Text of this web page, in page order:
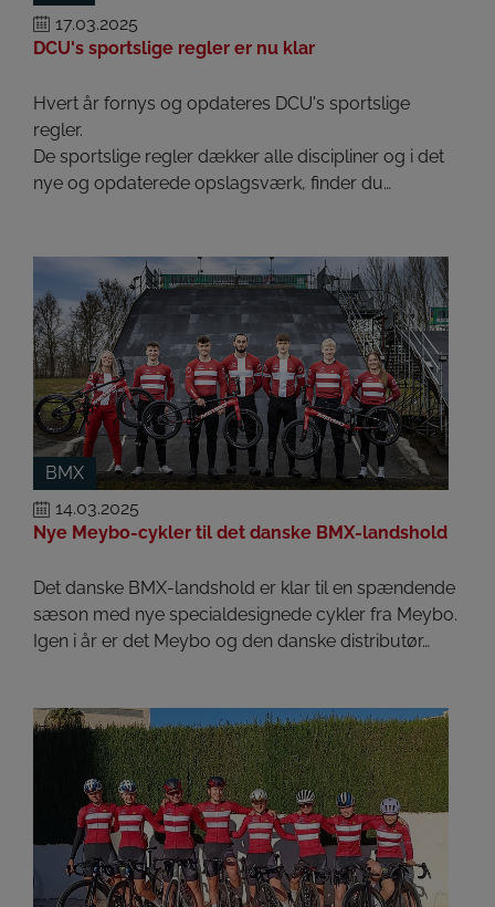
17.03.2025
DCU's sportslige regler er nu klar
Hvert år fornys og opdateres DCU's sportslige
regler.
De sportslige regler dækker alle discipliner og i det
nye og opdaterede opslagsværk, finder du…
BMX
14.03.2025
Nye Meybo-cykler til det danske BMX-landshold
Det danske BMX-landshold er klar til en spændende
sæson med nye specialdesignede cykler fra Meybo.
Igen i år er det Meybo og den danske distributør…